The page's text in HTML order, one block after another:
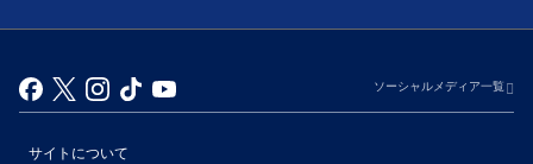
ソーシャルメディア一覧
サイトについて